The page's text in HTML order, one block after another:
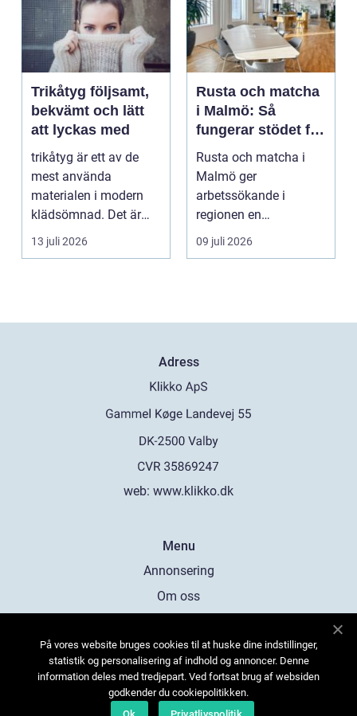
Trikåtyg följsamt,
bekvämt och lätt
att lyckas med
trikåtyg är ett av de
mest använda
materialen i modern
klädsömnad. Det är
mjukt, elastiskt och
formb...
13 juli 2026
Rusta och matcha
i Malmö: Så
fungerar stödet för
dig som söker
jobb
Rusta och matcha i
Malmö ger
arbetssökande i
regionen en
strukturerad och
personlig vä...
09 juli 2026
Adress
web: www.klikko.dk
Menu
Annonsering
Om oss
Kontakta oss
Sitemap
På vores website bruges cookies til at huske dine indstillinger,
statistik og personalisering af indhold og annoncer. Denne
information deles med tredjepart. Ved fortsat brug af websiden
godkender du cookiepolitikken.